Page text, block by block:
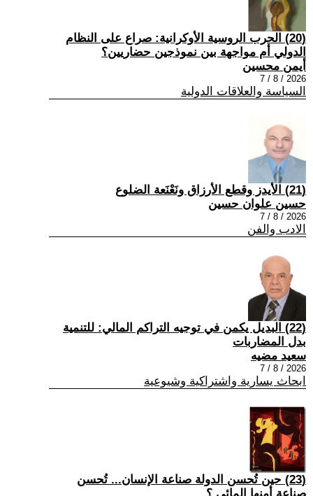
(20) الحرب الروسية الأوكرانية: صراع على النظام
الدولي أم مواجهة بين نموذجين حضاريين؟
أيمن محسين
2026 / 8 / 7
السياسة والعلاقات الدولية
(21) الأيدز وقطع الأرزاق ونَعْنَعة الضلوع
حسين علوان حسين
2026 / 8 / 7
الادب والفن
(22) البديل يكمن في توجيه التراكم المالي: للتنمية
بدل المضاربات
سعيد مضيه
2026 / 8 / 7
ابحاث يسارية واشتراكية وشيوعية
(23) حين تُحسن الدولة صناعة الإنسان... تُحسن